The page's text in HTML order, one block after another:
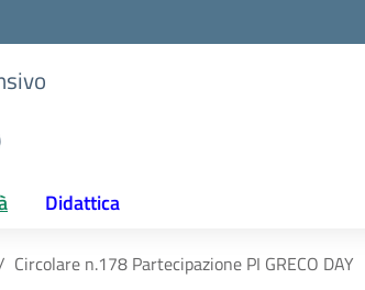
Didattica
Circolare n.178 Partecipazione PI GRECO DAY